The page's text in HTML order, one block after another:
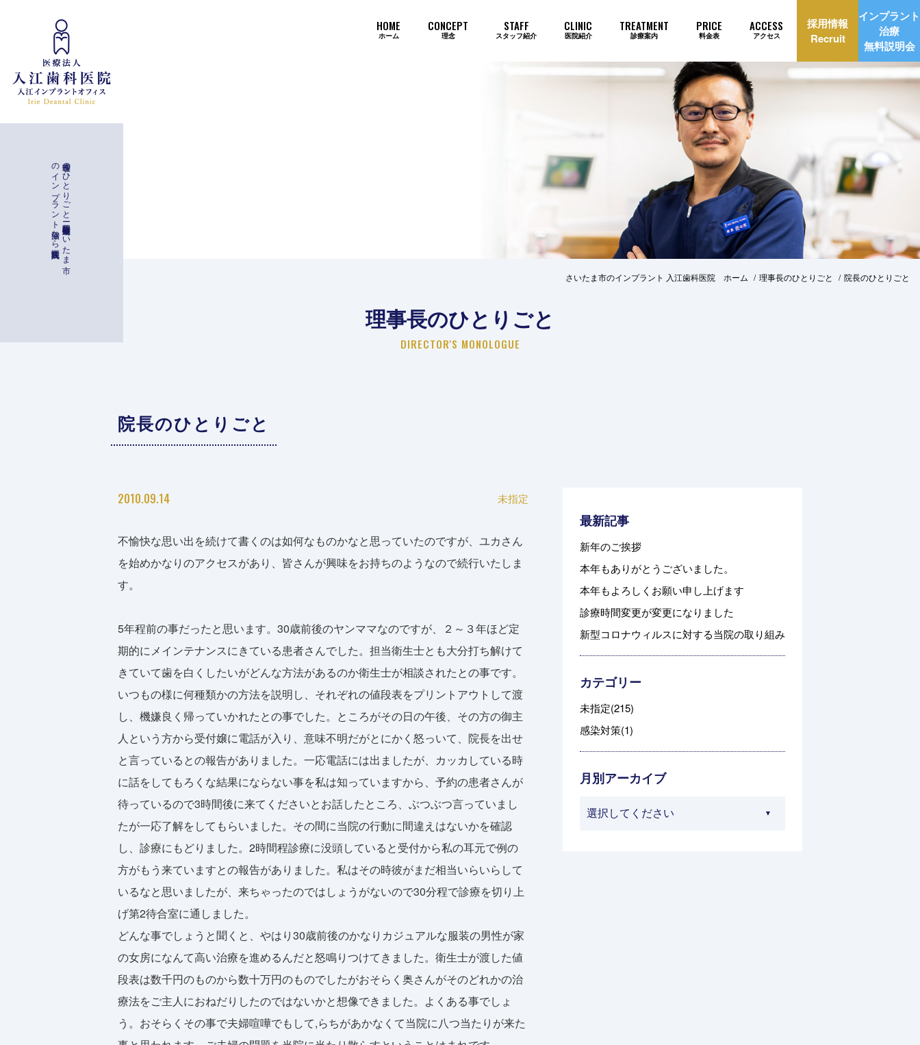
理事長の
ひ
と
り
ご
と
ー
与野駅徒歩二分
埼玉県さ
い
た
ま
市
の
イ
ン
プ
ラ
ン
ト
治療な
ら
入江歯科医院
HOME
ホーム
CONCEPT
理念
STAFF
スタッフ紹介
CLINIC
医院紹介
TREATMENT
診療案内
インプラント治療自動見積もり
PRICE
料金表
ACCESS
アクセス
採用情報
Recruit
インプラント
治療
無料説明会
さいたま市のインプラント 入江歯科医院 ホーム 理事長のひとりごと 院長のひとりごと
理事長のひとりごと
DIRECTOR'S MONOLOGUE
院長のひとりごと
2010.09.14 未指定
不愉快な思い出を続けて書くのは如何なものかなと思っていたのですが、ユカさん
を始めかなりのアクセスがあり、皆さんが興味をお持ちのようなので続行いたしま
す。
5年程前の事だったと思います。30歳前後のヤンママなのですが、２～３年ほど定
期的にメインテナンスにきている患者さんでした。担当衛生士とも大分打ち解けて
きていて歯を白くしたいがどんな方法があるのか衛生士が相談されたとの事です。
いつもの様に何種類かの方法を説明し、それぞれの値段表をプリントアウトして渡
し、機嫌良く帰っていかれたとの事でした。ところがその日の午後、その方の御主
人という方から受付嬢に電話が入り、意味不明だがとにかく怒っいて、院長を出せ
と言っているとの報告がありました。一応電話には出ましたが、カッカしている時
に話をしてもろくな結果にならない事を私は知っていますから、予約の患者さんが
待っているので3時間後に来てくださいとお話したところ、ぶつぶつ言っていまし
たが一応了解をしてもらいました。その間に当院の行動に間違えはないかを確認
し、診療にもどりました。2時間程診療に没頭していると受付から私の耳元で例の
方がもう来ていますとの報告がありました。私はその時彼がまだ相当いらいらして
いるなと思いましたが、来ちゃったのではしょうがないので30分程で診療を切り上
げ第2待合室に通しました。
どんな事でしょうと聞くと、やはり30歳前後のかなりカジュアルな服装の男性が家
の女房になんて高い治療を進めるんだと怒鳴りつけてきました。衛生士が渡した値
段表は数千円のものから数十万円のものでしたがおそらく奥さんがそのどれかの治
療法をご主人におねだりしたのではないかと想像できました。よくある事でしょ
う。おそらくその事で夫婦喧嘩でもして,らちがあかなくて当院に八つ当たりが来た
最新記事
新年のご挨拶
本年もありがとうございました。
本年もよろしくお願い申し上げます
診療時間変更が変更になりました
新型コロナウィルスに対する当院の取り組み
カテゴリー
未指定(215)
感染対策(1)
月別アーカイブ